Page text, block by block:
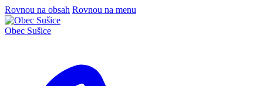
Rovnou na obsah Rovnou na menu
Obec Sušice